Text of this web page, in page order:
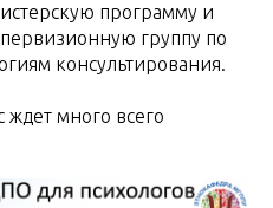
программу и
группу по
консультирования.
ждет много всего